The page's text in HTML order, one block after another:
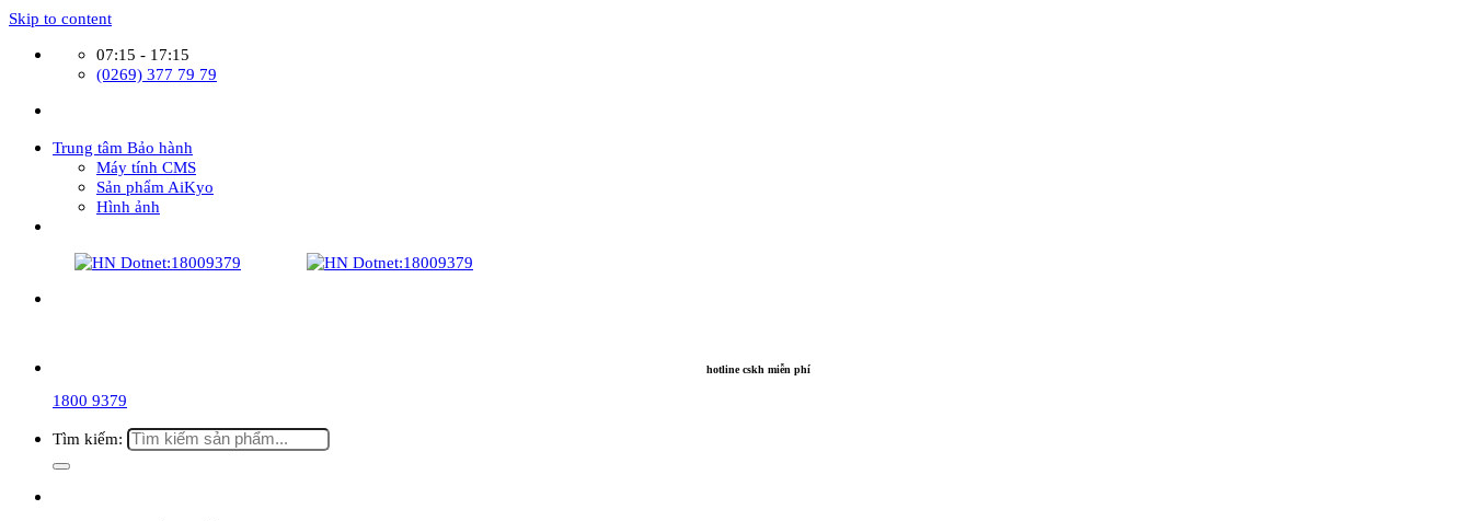
Skip to content
07:15 - 17:15
(0269) 377 79 79
Trung tâm Bảo hành
Máy tính CMS
Sản phẩm AiKyo
Hình ảnh
hotline cskh miễn phí
1800 9379
Tìm kiếm: